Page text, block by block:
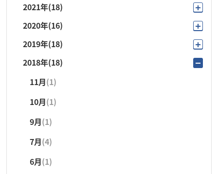
3月 (1)
(1)
6月(3)
5月 (3)
(2)
10月(1)
9月(3)
8月 (1)
(3)
(3)
(5)
(2)
(2)
(2)
10月(3)
9月(1)
8月(1)
7月 (2)
6月(5)
5月(3)
4月(2)
3月(3)
2月(2)
10月(3)
9月(1)
8月(1)
7月(2)
6月(4)
5月(3)
4月(2)
3月(3)
2月(1)
2021年(18)
11月(1)
10月(3)
9月(3)
8月(1)
7月(2)
6月(2)
5月(4)
4月(1)
2020年(16)
12月(1)
10月(2)
9月(2)
6月(1)
5月(1)
4月(7)
3月(2)
2019年(18)
11月(1)
10月(2)
9月(1)
8月(1)
7月(4)
5月(4)
2018年(18)
11月(1)
10月(1)
9月(1)
7月(4)
6月(1)